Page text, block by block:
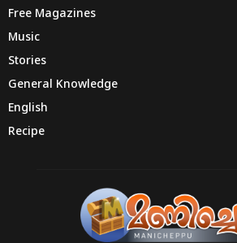
Free Magazines
Music
Stories
General Knowledge
English
Recipe